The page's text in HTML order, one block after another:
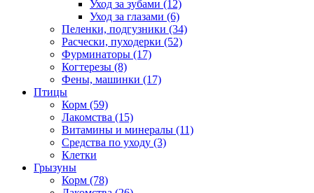
Уход за зубами (12)
Уход за глазами (6)
Пеленки, подгузники (34)
Расчески, пуходерки (52)
Фурминаторы (17)
Когтерезы (8)
Фены, машинки (17)
Птицы
Корм (59)
Лакомства (15)
Витамины и минералы (11)
Средства по уходу (3)
Клетки
Грызуны
Корм (78)